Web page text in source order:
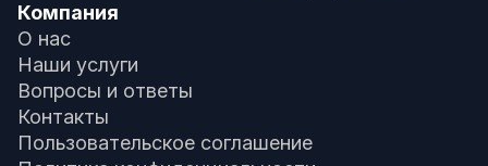
Компания
О нас
Наши услуги
Вопросы и ответы
Контакты
Пользовательское соглашение